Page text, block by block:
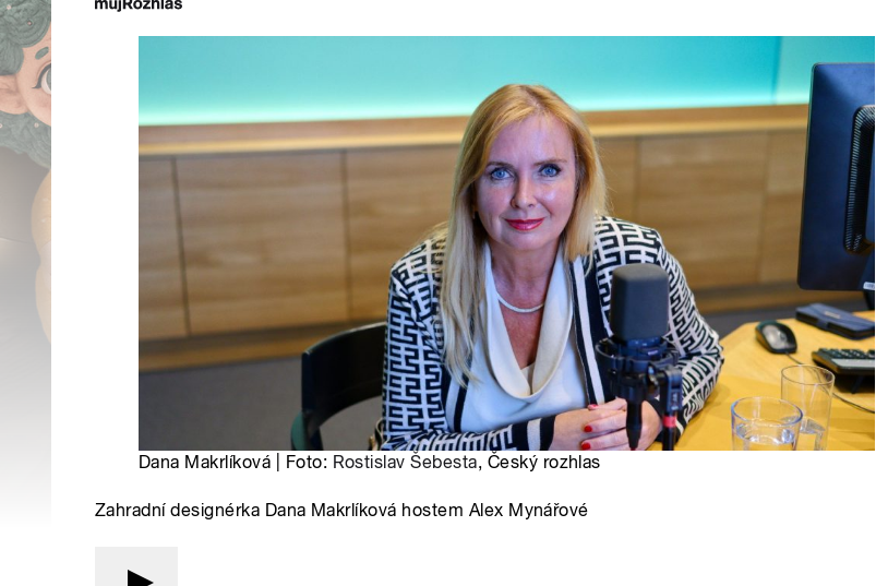
Dana Makrlíková | Foto: Rostislav Šebesta, Český rozhlas
Zahradní designérka Dana Makrlíková hostem Alex Mynářové